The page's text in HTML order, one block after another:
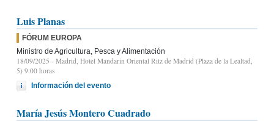
Luis Planas
FÓRUM EUROPA
Ministro de Agricultura, Pesca y Alimentación
18/09/2025 - Madrid, Hotel Mandarin Oriental Ritz de Madrid (Plaza de la Lealtad,
5) 9:00 horas
Información del evento
María Jesús Montero Cuadrado